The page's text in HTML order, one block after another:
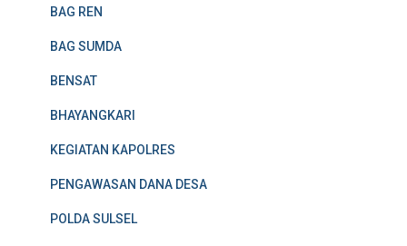
BAG REN
BAG SUMDA
BENSAT
BHAYANGKARI
KEGIATAN KAPOLRES
PENGAWASAN DANA DESA
POLDA SULSEL